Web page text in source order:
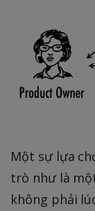
Một sự lựa
trò như là
không phải